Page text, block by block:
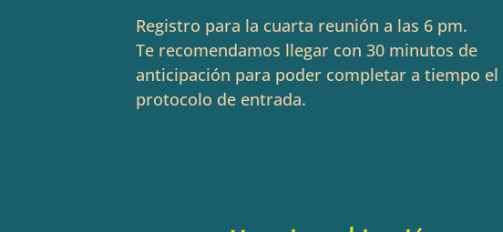
Registro para la cuarta reunión a las 6 pm.
Te recomendamos llegar con 30 minutos de
anticipación para poder completar a tiempo el
protocolo de entrada.